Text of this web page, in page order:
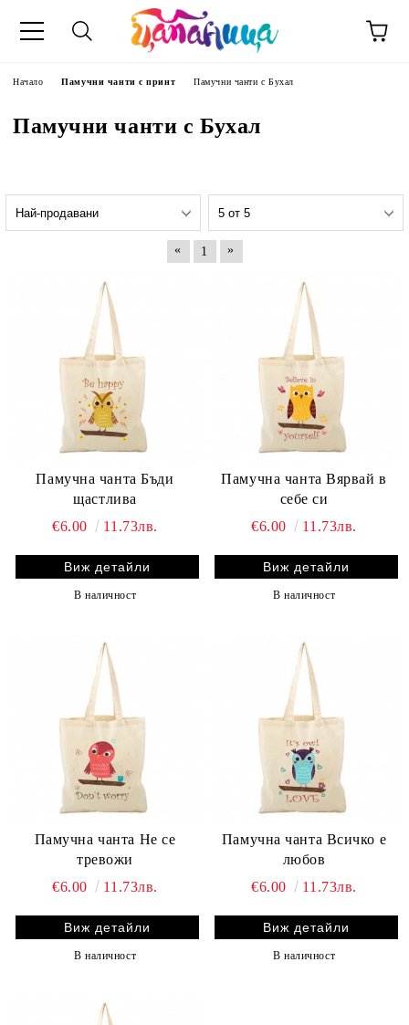
Начало Памучни чанти с принт Памучни чанти с Бухал
Памучни чанти с Бухал
« 1 »
Памучна чанта Бъди
щастлива
€6.00
11.73лв.
Виж детайли
В наличност
Памучна чанта Вярвай в
себе си
€6.00
11.73лв.
Виж детайли
В наличност
Памучна чанта Не се
тревожи
€6.00
11.73лв.
Виж детайли
В наличност
Памучна чанта Всичко е
любов
€6.00
11.73лв.
Виж детайли
В наличност